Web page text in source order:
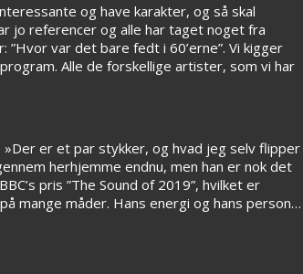
og have karakter, og så skal
jo referencer og alle har taget noget fra
var det bare fedt i 60’erne”. Vi kigger
Alle de forskellige artister, som vi har
er et par stykker, og hvad jeg selv flipper
herhjemme endnu, men han er nok det
pris ”The Sound of 2019”, hvilket er
mange måder. Hans energi og hans person…